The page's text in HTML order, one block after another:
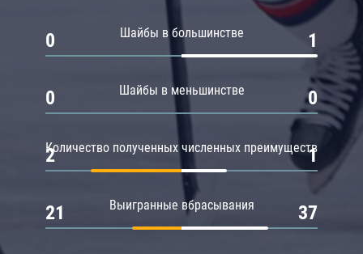
Шайбы в большинстве
0 1
Шайбы в меньшинстве
0 0
Количество полученных численных преимуществ
2 1
Выигранные вбрасывания
21 37